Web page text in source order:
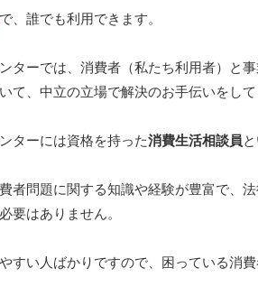
で、誰でも利用できます。
ターでは、消費者（私たち利用者）と
て、中立の立場で解決のお手伝いをして
ターには資格を持った消費生活相談員
者問題に関する知識や経験が豊富で、
要はありません。
すい人ばかりですので、困っている消